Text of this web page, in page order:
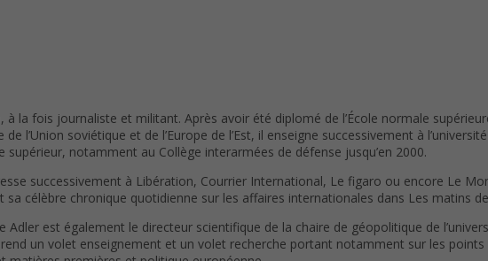
la fois journaliste et militant. Après avoir été diplomé de l’École normale
de l’Union soviétique et de l’Europe de l’Est, il enseigne successivement à
supérieur, notamment au Collège interarmées de défense jusqu’en 2000.
successivement à Libération, Courrier International, Le figaro ou encore Le
célèbre chronique quotidienne sur les affaires internationales dans Les matins
Adler est également le directeur scientifique de la chaire de géopolitique de
un volet enseignement et un volet recherche portant notamment sur les